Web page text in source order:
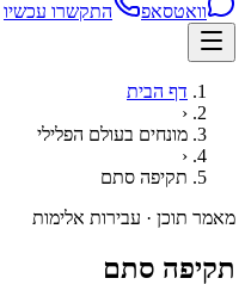
וואטסאפ
התקשרו עכשיו
דף הבית
‹
מונחים בעולם הפלילי
‹
תקיפה סתם
מאמר תוכן · עבירות אלימות
תקיפה סתם